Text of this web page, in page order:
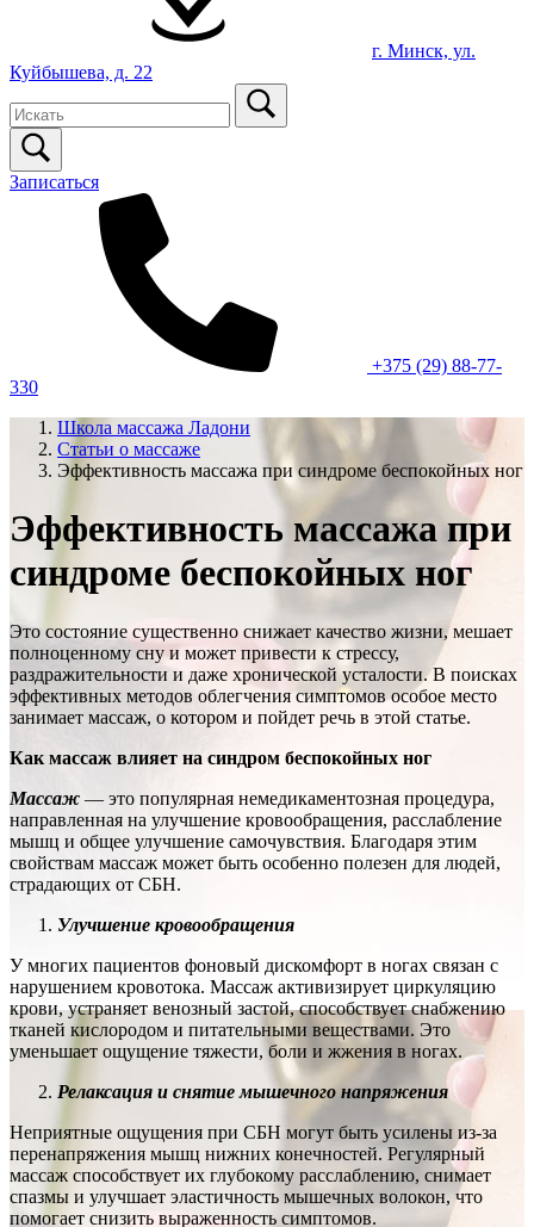
г. Минск, ул.
Куйбышева, д. 22
Записаться
+375 (29) 88-77-
330
Школа массажа Ладони
Статьи о массаже
Эффективность массажа при синдроме беспокойных ног
Эффективность массажа при
синдроме беспокойных ног
Это состояние существенно снижает качество жизни, мешает
полноценному сну и может привести к стрессу,
раздражительности и даже хронической усталости. В поисках
эффективных методов облегчения симптомов особое место
занимает массаж, о котором и пойдет речь в этой статье.
Как массаж влияет на синдром беспокойных ног
Массаж— это популярная немедикаментозная процедура,
направленная на улучшение кровообращения, расслабление
мышц и общее улучшение самочувствия. Благодаря этим
свойствам массаж может быть особенно полезен для людей,
страдающих от СБН.
Улучшение кровообращения
У многих пациентов фоновый дискомфорт в ногах связан с
нарушением кровотока. Массаж активизирует циркуляцию
крови, устраняет венозный застой, способствует снабжению
тканей кислородом и питательными веществами. Это
уменьшает ощущение тяжести, боли и жжения в ногах.
Релаксация и снятие мышечного напряжения
Неприятные ощущения при СБН могут быть усилены из-за
перенапряжения мышц нижних конечностей. Регулярный
массаж способствует их глубокому расслаблению, снимает
спазмы и улучшает эластичность мышечных волокон, что
помогает снизить выраженность симптомов.